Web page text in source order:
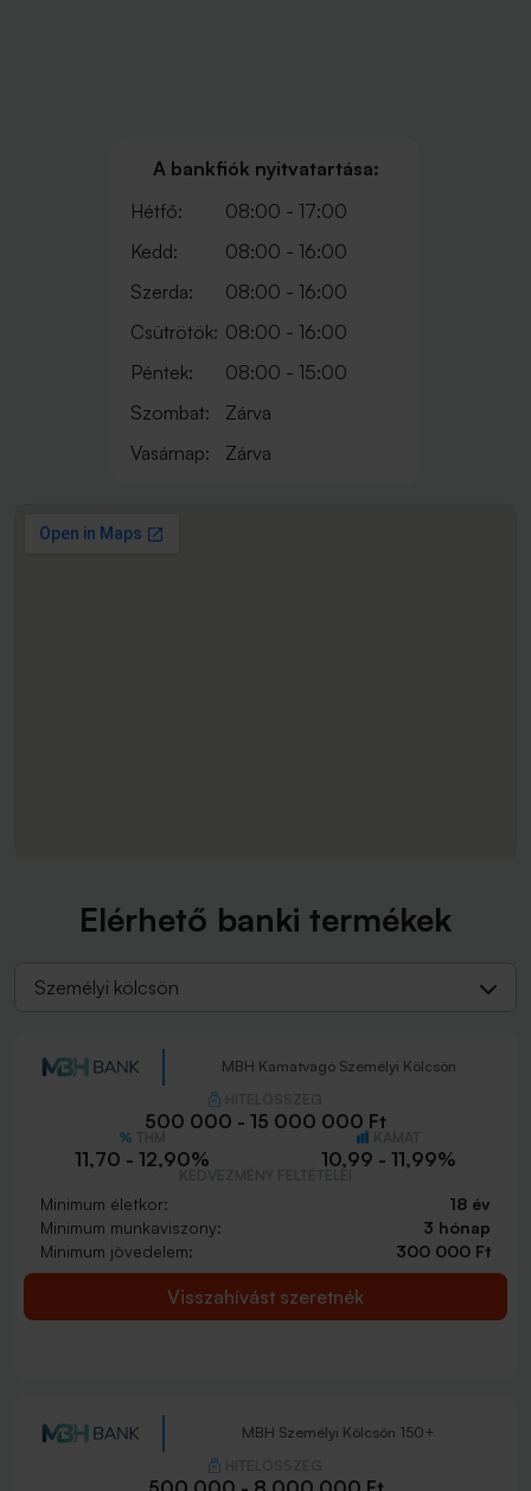
A bankfiók nyitvatartása:
Hétfő:
08:00 - 17:00
Kedd:
08:00 - 16:00
Szerda:
08:00 - 16:00
Csütrötök: 08:00 - 16:00
Péntek:
08:00 - 15:00
Szombat:
Zárva
Vasárnap:
Zárva
Elérhető banki termékek
Személyi kölcsön
MBH Kamatvágó Személyi Kölcsön
500 000 - 15 000 000 Ft
11,70 - 12,90% 10,99 - 11,99%
Minimum életkor:
18 év
Minimum munkaviszony:
3 hónap
Minimum jövedelem:
300 000 Ft
Visszahívást szeretnék
MBH Személyi Kölcsön 150+